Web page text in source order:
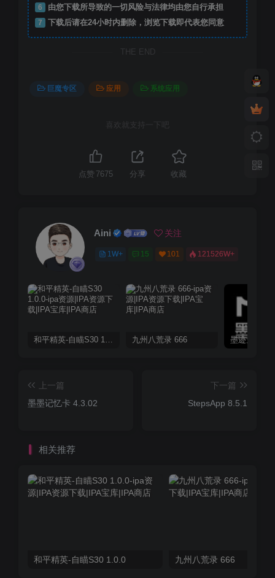
6
由您下载所导致的一切风险与法律均由您自行承担
7
下载后请在24小时内删除，浏览下载即代表您同意
THE END
巨魔专区 应用 系统应用
喜欢就支持一下吧
点赞 7675 分享 收藏
Aini 关注
1W+ 15 101 121526W+
和平精英-自瞄S30 1.0.0 九州八荒录 666
上一篇
墨墨记忆卡 4.3.02
下一篇
StepsApp 8.5.1
相关推荐
和平精英-自瞄S30 1.0.0 九州八荒录 666